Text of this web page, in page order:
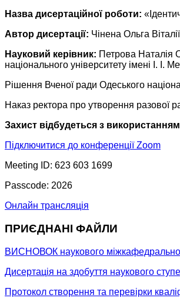
Назва дисертаційної роботи:
Автор дисертації: Чінена Ольга
Науковий керівник: Петрова Наталія
національного університету імені І. І.
Рішення Вченої ради Одеського
Наказ ректора про утворення
Захист відбудеться з
Підключитися до конференції Zoom
Meeting ID: 623 603 1699
Passcode: 2026
Онлайн трансляція
ПРИЄДНАНІ ФАЙЛИ
ВИСНОВОК наукового
Дисертація на здобуття наукового
Протокол створення та перевірки